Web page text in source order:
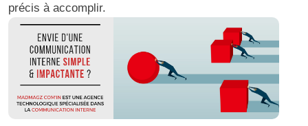
précis à accomplir.